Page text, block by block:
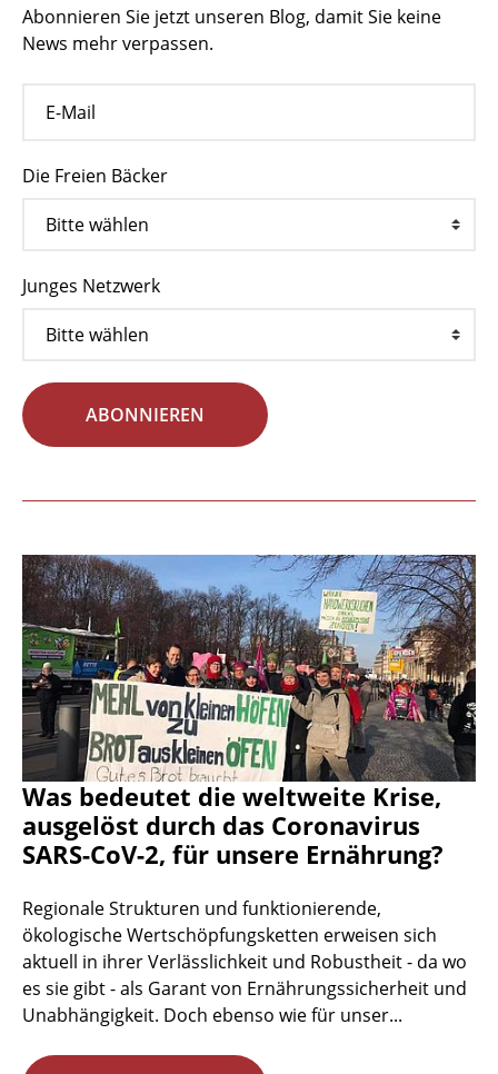
Abonnieren Sie jetzt unseren Blog, damit Sie keine
News mehr verpassen.
Die Freien Bäcker
Junges Netzwerk
ABONNIEREN
Was bedeutet die weltweite Krise,
ausgelöst durch das Coronavirus
SARS-CoV-2, für unsere Ernährung?
Regionale Strukturen und funktionierende,
ökologische Wertschöpfungsketten erweisen sich
aktuell in ihrer Verlässlichkeit und Robustheit - da wo
es sie gibt - als Garant von Ernährungssicherheit und
Unabhängigkeit. Doch ebenso wie für unser...